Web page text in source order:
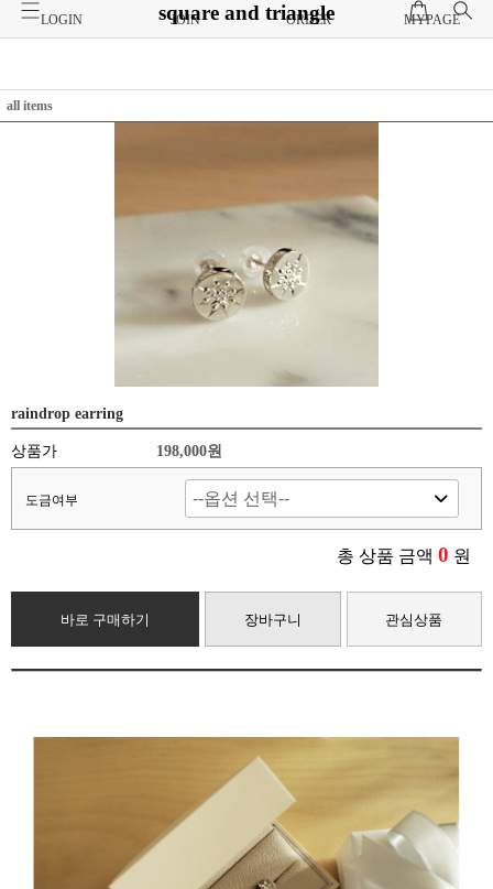
LOGIN JOIN ORDER MYPAGE
square and triangle
all items
raindrop earring
상품가 198,000원
도금여부
총 상품 금액 0 원
바로 구매하기 장바구니 관심상품